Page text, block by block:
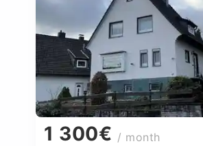
1 300€ / month